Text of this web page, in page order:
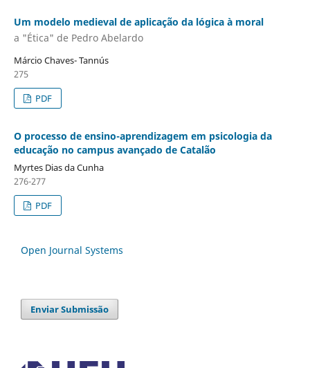
Um modelo medieval de aplicação da lógica à moral
a "Ética" de Pedro Abelardo
Márcio Chaves- Tannús
275
PDF
O processo de ensino-aprendizagem em psicologia da
educação no campus avançado de Catalão
Myrtes Dias da Cunha
276-277
PDF
Open Journal Systems
Enviar Submissão